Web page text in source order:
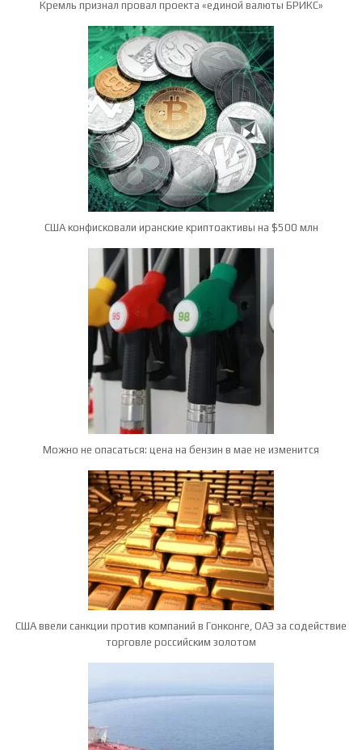
Кремль признал провал проекта «единой валюты БРИКС»
США конфисковали иранские криптоактивы на $500 млн
Можно не опасаться: цена на бензин в мае не изменится
США ввели санкции против компаний в Гонконге, ОАЭ за содействие
торговле российским золотом